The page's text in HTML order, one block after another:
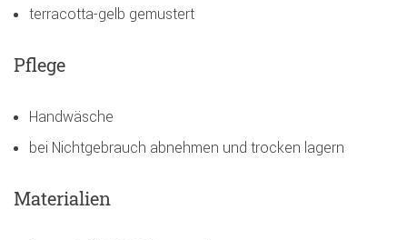
terracotta-gelb gemustert
Pflege
Handwäsche
bei Nichtgebrauch abnehmen und trocken lagern
Materialien